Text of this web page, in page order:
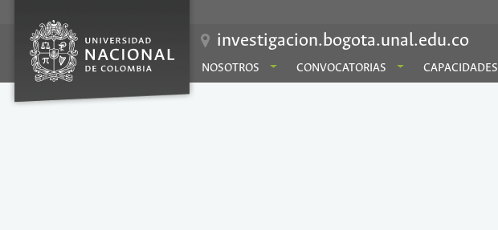
investigacion.bogota.unal.edu.co
NOSOTROS CONVOCATORIAS CAPACIDADES